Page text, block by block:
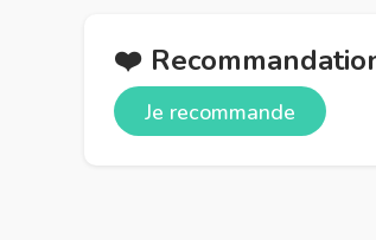
❤️
Je recommande